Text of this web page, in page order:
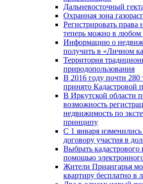
Дальневосточный
Охранная зона
Регистрировать права
теперь можно в
Информацию о
получить в «Личном
Территория
природопользования
В 2016 году почти 280
принято Кадастровой
В Иркутской области
возможность
недвижимость по
принципу
C 1 января
договору участия в
Выбрать
помощью
Жители Приангарья
квартиру бесплатно в